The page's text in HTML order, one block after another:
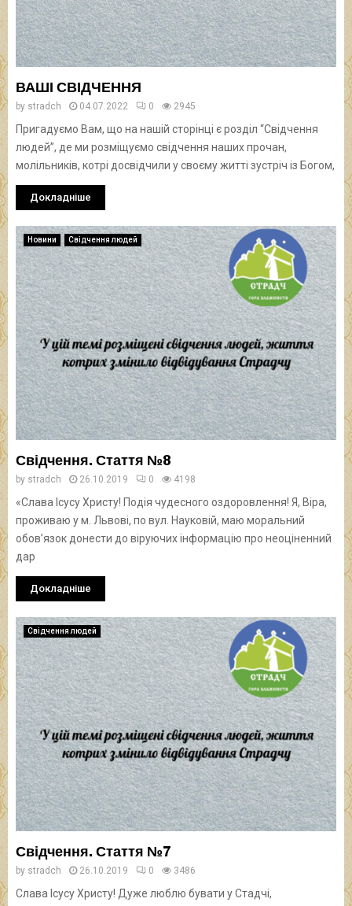
ВАШІ СВІДЧЕННЯ
by stradch 04.07.2022 0 2945
Пригадуємо Вам, що на нашій сторінці є розділ “Свідчення
людей”, де ми розміщуємо свідчення наших прочан,
молільників, котрі досвідчили у своєму житті зустріч із Богом,
Докладніше
Новини Свідчення людей
Свідчення. Стаття №8
by stradch 26.10.2019 0 4198
«Слава Ісусу Христу! Подія чудесного оздоровлення! Я, Віра,
проживаю у м. Львові, по вул. Науковій, маю моральний
обов’язок донести до віруючих інформацію про неоціненний
дар
Докладніше
Свідчення людей
Свідчення. Стаття №7
by stradch 26.10.2019 0 3486
Слава Ісусу Христу! Дуже люблю бувати у Стадчі,